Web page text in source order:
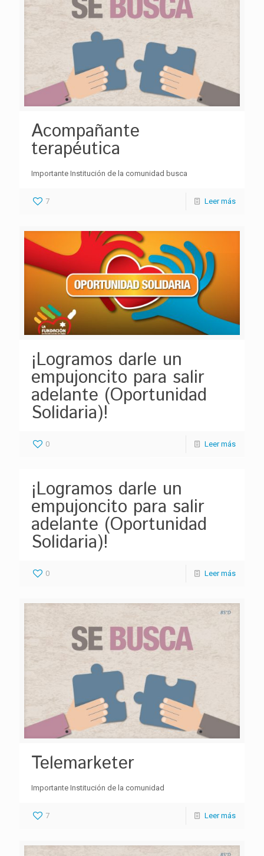
Acompañante
terapéutica
Importante Institución de la comunidad busca
7 Leer más
¡Logramos darle un
empujoncito para salir
adelante (Oportunidad
Solidaria)!
0 Leer más
¡Logramos darle un
empujoncito para salir
adelante (Oportunidad
Solidaria)!
0 Leer más
Telemarketer
Importante Institución de la comunidad
7 Leer más